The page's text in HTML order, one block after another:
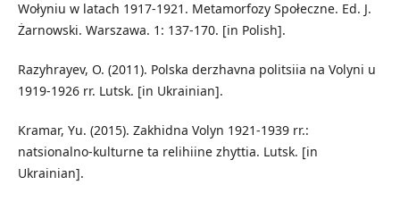
Wołyniu w latach 1917-1921. Metamorfozy Społeczne. Ed. J.
Żarnowski. Warszawa. 1: 137-170. [in Polish].
Razyhrayev, O. (2011). Polska derzhavna politsiia na Volyni u
1919-1926 rr. Lutsk. [in Ukrainian].
Kramar, Yu. (2015). Zakhidna Volyn 1921-1939 rr.:
natsionalno-kulturne ta relihiine zhyttia. Lutsk. [in
Ukrainian].